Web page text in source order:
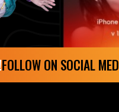
ON SOCIAL MEDIA